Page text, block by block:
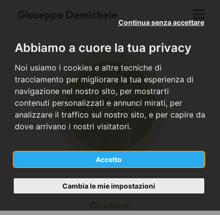
Abbiamo a cuore la tua privacy
Noi usiamo i cookies e altre tecniche di
tracciamento per migliorare la tua esperienza di
navigazione nel nostro sito, per mostrarti
contenuti personalizzati e annunci mirati, per
analizzare il traffico sul nostro sito, e per capire da
dove arrivano i nostri visitatori.
Accetto
Continua senza accettare
Cambia le mie impostazioni
Giuseppe Demichele